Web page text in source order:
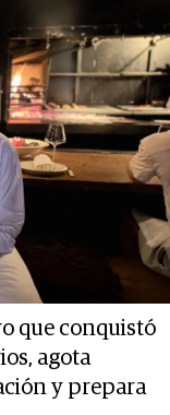
que conquistó
agota
y prepara